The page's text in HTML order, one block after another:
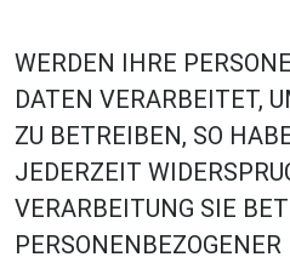
WERDEN IHRE
DATEN VERARBEITET,
ZU BETREIBEN, SO
JEDERZEIT
VERARBEITUNG SIE